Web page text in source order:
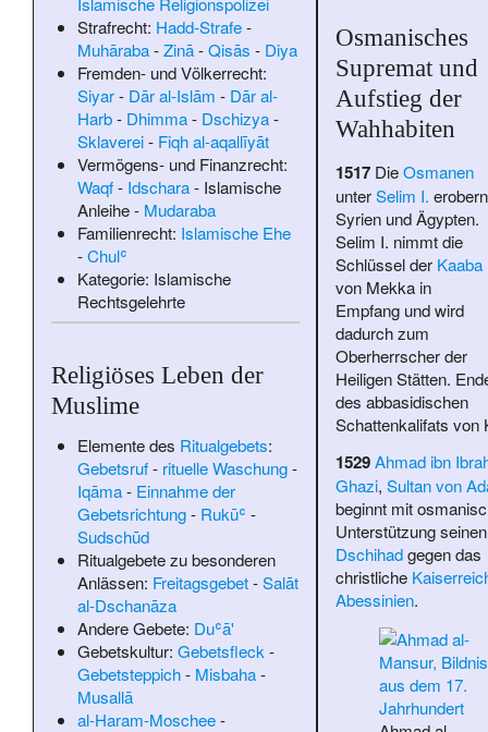
Strafrecht: Hadd-Strafe-
Muhāraba-Zinā-Qisās - Diya
Fremden- und Völkerrecht:
Siyar- Dār al-Islām - Dār al-
Harb- Dhimma- Dschizya-
Sklaverei- Fiqh al-aqallīyāt
Vermögens- und Finanzrecht:
Waqf- Idschara- Islamische
Anleihe- Mudaraba
Familienrecht: Islamische Ehe
-Chulʿ
Kategorie: Islamische
Rechtsgelehrte
Religiöses Leben der
Muslime
Elemente des Ritualgebets:
Gebetsruf- rituelle Waschung-
Iqāma- Einnahme der
Gebetsrichtung- Rukūʿ -
Sudschūd
Ritualgebete zu besonderen
Anlässen: Freitagsgebet-Salāt
al-Dschanāza
Andere Gebete: Duʿā'
Gebetskultur: Gebetsfleck-
Gebetsteppich- Misbaha-
Musallā
al-Haram-Moschee-
Osmanisches
Supremat und
Aufstieg der
Wahhabiten
1517DieOsmanen
unterSelim I. erobern
Syrien und Ägypten.
Selim I. nimmt die
Schlüssel der Kaaba
von Mekka in
Empfang und wird
dadurch zum
Oberherrscher der
Heiligen Stätten.
des abbasidischen
Schattenkalifats von
1529 Ahmad ibn
Ghazi, Sultan von
beginnt mit
Unterstützung seinen
Dschihadgegen das
christliche
Abessinien.